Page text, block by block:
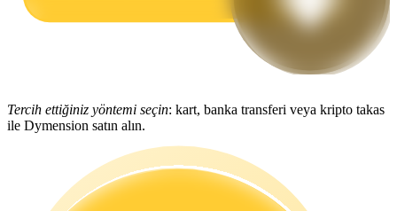
Günlük rekabetçi ödüller kazanın
Staking
Tercih ettiğiniz yöntemi seçin: kart, banka transferi veya kripto takas
ile Dymension satın alın.